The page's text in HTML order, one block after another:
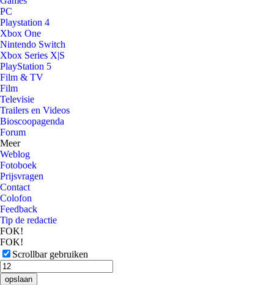
PC
Playstation 4
Xbox One
Nintendo Switch
Xbox Series X|S
PlayStation 5
Film & TV
Film
Televisie
Trailers en Videos
Bioscoopagenda
Forum
Meer
Weblog
Fotoboek
Prijsvragen
Contact
Colofon
Feedback
Tip de redactie
FOK!
FOK!
Scrollbar gebruiken
opslaan